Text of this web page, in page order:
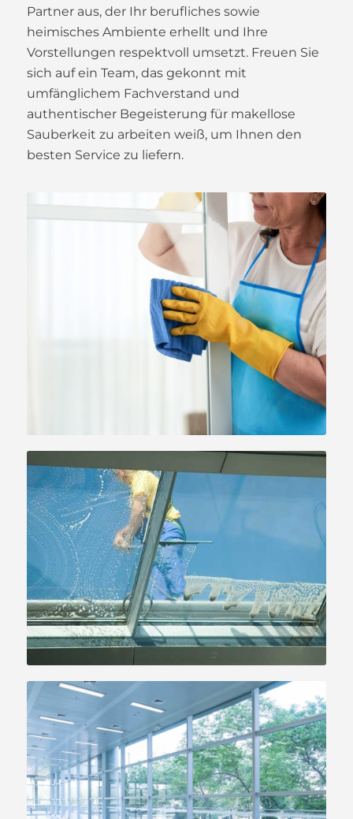
Partner aus, der Ihr berufliches sowie
heimisches Ambiente erhellt und Ihre
Vorstellungen respektvoll umsetzt. Freuen Sie
sich auf ein Team, das gekonnt mit
umfänglichem Fachverstand und
authentischer Begeisterung für makellose
Sauberkeit zu arbeiten weiß, um Ihnen den
besten Service zu liefern.